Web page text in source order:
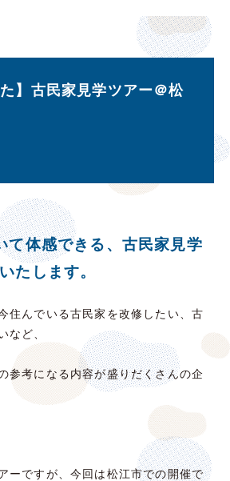
た】古民家見学ツアー＠松
て体感できる、古民家見学
たします。
住んでいる古民家を改修したい、古
など、
参考になる内容が盛りだくさんの企
ーですが、今回は松江市での開催で